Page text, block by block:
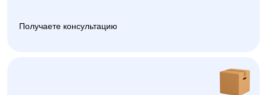
Получаете консультацию